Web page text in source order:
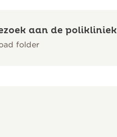
aan de polikliniek
folder